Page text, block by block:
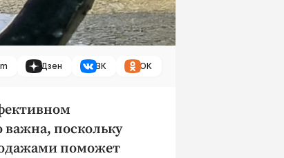
Дзен ВК ОК
поскольку
поможет